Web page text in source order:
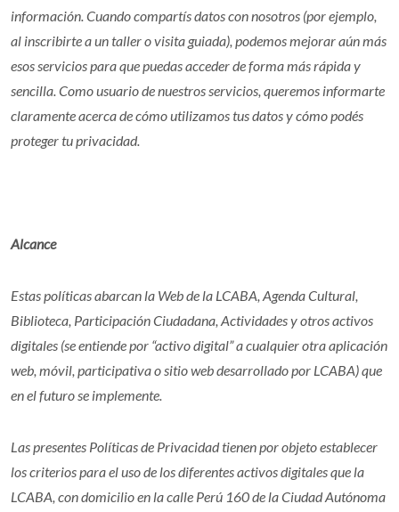
información. Cuando compartís datos con nosotros (por ejemplo,
al inscribirte a un taller o visita guiada), podemos mejorar aún más
esos servicios para que puedas acceder de forma más rápida y
sencilla. Como usuario de nuestros servicios, queremos informarte
claramente acerca de cómo utilizamos tus datos y cómo podés
proteger tu privacidad.
Alcance
Estas políticas abarcan la Web de la LCABA, Agenda Cultural,
Biblioteca, Participación Ciudadana, Actividades y otros activos
digitales (se entiende por “activo digital” a cualquier otra aplicación
web, móvil, participativa o sitio web desarrollado por LCABA) que
en el futuro se implemente.
Las presentes Políticas de Privacidad tienen por objeto establecer
los criterios para el uso de los diferentes activos digitales que la
LCABA, con domicilio en la calle Perú 160 de la Ciudad Autónoma